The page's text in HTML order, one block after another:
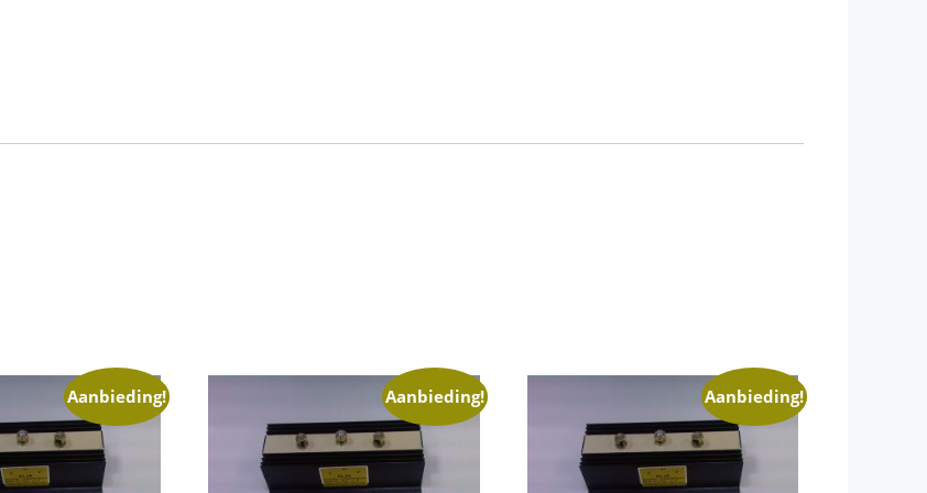
Aanbieding! Aanbieding! Aanbieding!